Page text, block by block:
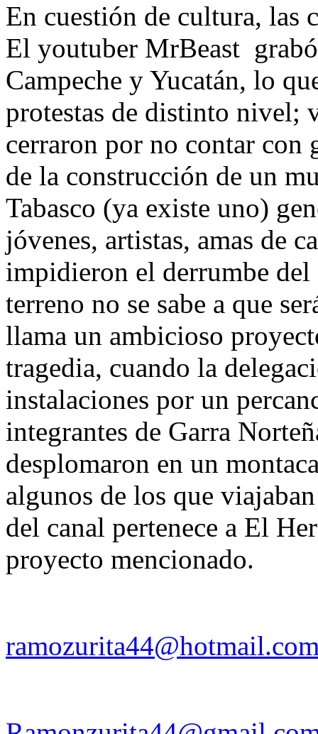
En cuestión de cultura, las
El youtuber MrBeast
Campeche y Yucatán, lo
protestas de distinto nivel;
cerraron por no contar con
de la construcción de un
Tabasco (ya existe uno)
jóvenes, artistas, amas de
impidieron el derrumbe
terreno no se sabe a que
llama un ambicioso
tragedia, cuando la
instalaciones por un
integrantes de Garra
desplomaron en un
algunos de los que
del canal pertenece a El
proyecto mencionado.